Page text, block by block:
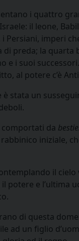
i quattro
il leone,
Persiani, imperi
di preda; la quarta
e i suoi
al potere c’è
è stata un
da bestie
iniziale,
il cielo
potere e l’ultima
di questa
ad un figlio